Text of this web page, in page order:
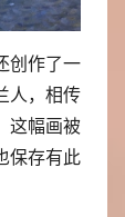
创作了一
人，相传
这幅画被
保存有此